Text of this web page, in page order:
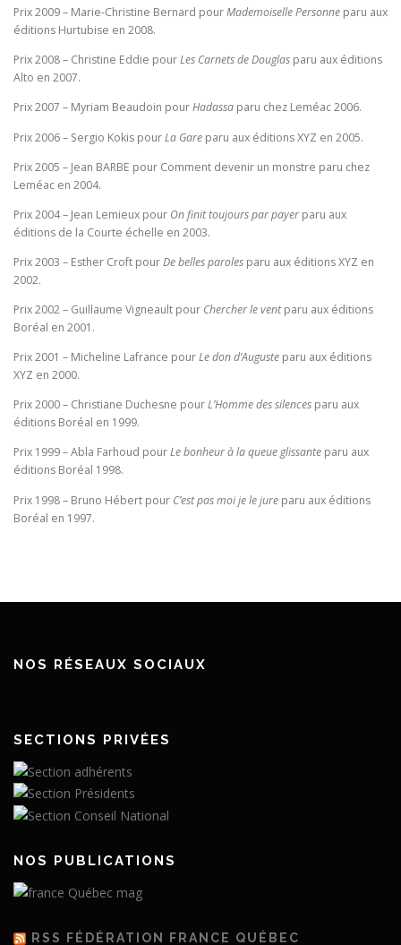
Prix 2009 – Marie-Christine Bernard pourMademoiselle Personne paru aux
éditions Hurtubise en 2008.
Prix 2008 – Christine Eddie pourLes Carnets de Douglas paru aux éditions
Alto en 2007.
Prix 2007 – Myriam Beaudoin pourHadassa paru chez Leméac 2006.
Prix 2006 – Sergio Kokis pourLa Gare paru aux éditions XYZ en 2005.
Prix 2005 – Jean BARBE pour Comment devenir un monstre paru chez
Leméac en 2004.
Prix 2004 – Jean Lemieux pour On finit toujours par payer paru aux
éditions de la Courte échelle en 2003.
Prix 2003 – Esther Croft pourDe belles paroles paru aux éditions XYZ en
2002.
Prix 2002 – Guillaume Vigneault pour Chercher le ventparu aux éditions
Boréal en 2001.
Prix 2001 – Micheline Lafrance pourLe don d’Auguste paru aux éditions
XYZ en 2000.
Prix 2000 – Christiane Duchesne pourL’Homme des silences paru aux
éditions Boréal en 1999.
Prix 1999 – Abla Farhoud pourLe bonheur à la queue glissante paru aux
éditions Boréal 1998.
Prix 1998 – Bruno Hébert pour C’est pas moi je le jure paru aux éditions
Boréal en 1997.
NOS RÉSEAUX SOCIAUX
SECTIONS PRIVÉES
NOS PUBLICATIONS
RSS FÉDÉRATION FRANCE QUÉBEC